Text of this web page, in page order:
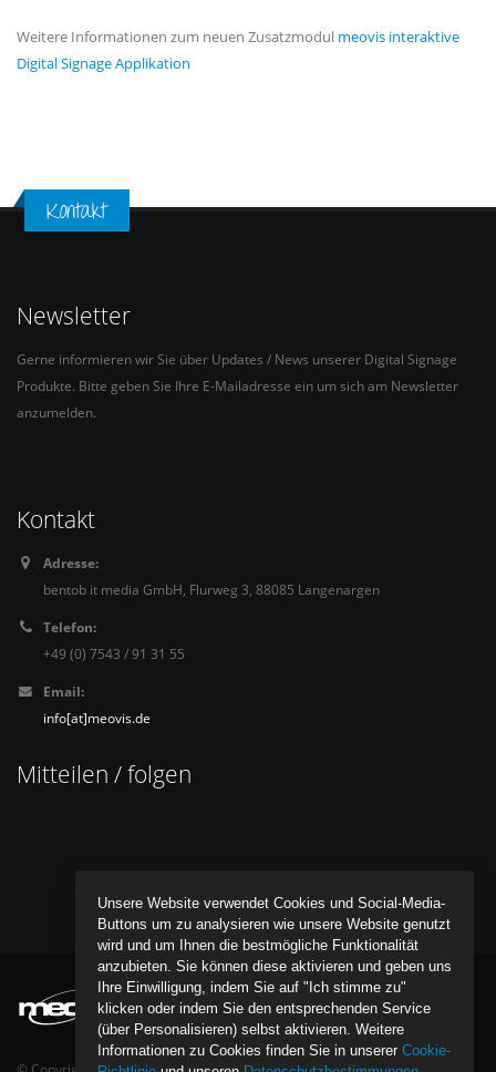
Weitere Informationen zum neuen Zusatzmodul meovis interaktive
Digital Signage Applikation
Kontakt
Newsletter
Gerne informieren wir Sie über Updates / News unserer Digital Signage
Produkte. Bitte geben Sie Ihre E-Mailadresse ein um sich am Newsletter
anzumelden.
Kontakt
Adresse:
bentob it media GmbH, Flurweg 3, 88085 Langenargen
Telefon:
+49 (0) 7543 / 91 31 55
Email:
info[at]meovis.de
Mitteilen / folgen
Unsere Website verwendet Cookies und Social-Media-
Buttons um zu analysieren wie unsere Website genutzt
wird und um Ihnen die bestmögliche Funktionalität
anzubieten. Sie können diese aktivieren und geben uns
Ihre Einwilligung, indem Sie auf "Ich stimme zu"
klicken oder indem Sie den entsprechenden Service
(über Personalisieren) selbst aktivieren. Weitere
Informationen zu Cookies finden Sie in unserer Cookie-